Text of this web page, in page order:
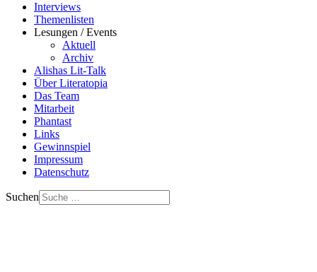
Interviews
Themenlisten
Lesungen / Events
Aktuell
Archiv
Alishas Lit-Talk
Über Literatopia
Das Team
Mitarbeit
Phantast
Links
Gewinnspiel
Impressum
Datenschutz
Suchen